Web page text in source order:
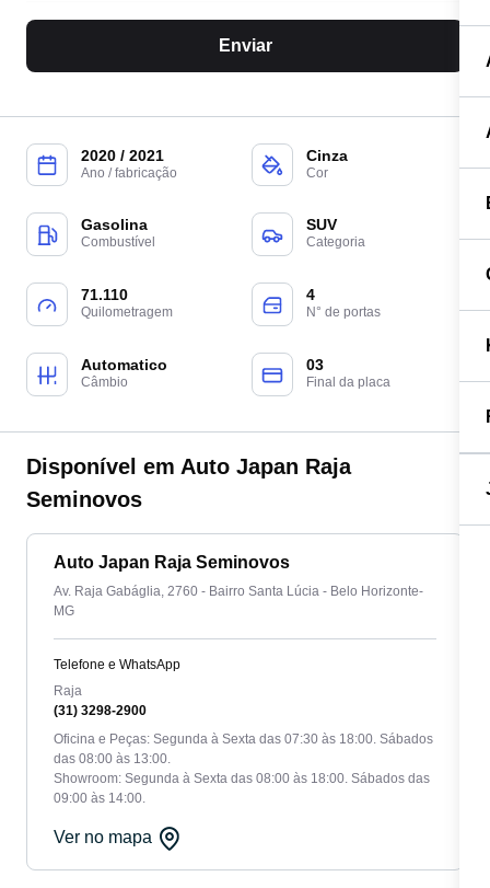
2020 / 2021
Ano / fabricação
Cinza
Cor
Gasolina
Combustível
SUV
Categoria
71.110
Quilometragem
4
N° de portas
Automatico
Câmbio
03
Final da placa
Disponível em Auto Japan Raja
Seminovos
Auto Japan Raja Seminovos
Av. Raja Gabáglia, 2760 - Bairro Santa Lúcia - Belo Horizonte-
MG
Telefone e WhatsApp
Raja
(31) 3298-2900
Oficina e Peças: Segunda à Sexta das 07:30 às 18:00. Sábados
das 08:00 às 13:00.
Showroom: Segunda à Sexta das 08:00 às 18:00. Sábados das
09:00 às 14:00.
Ver no mapa
Enviar